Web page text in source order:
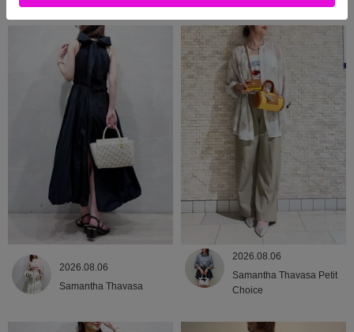
2026.08.06
Samantha Thavasa
2026.08.06
Samantha Thavasa Petit
Choice